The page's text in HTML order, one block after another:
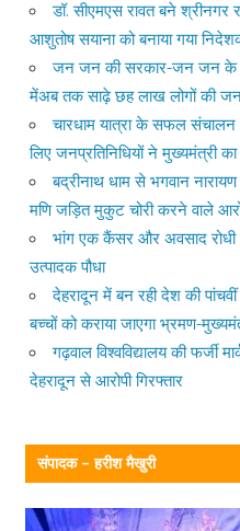
डॉ. सीएमएस रावत बने श्रीनगर
आशुतोष सयाना को बनाया गया
जन जन की सरकार-जन जन के
मेंअब तक साढ़े छह लाख लोगों की
चारधाम यात्रा के सफल संचालन
लिए जनप्रतिनिधियों ने मुख्यमंत्री
बद्रीनाथ धाम से भगवान
मणि जड़ित मुकुट चोरी करने वाले
भांग एक कैंसर और अवसाद रोधी
उत्पादक पौधा
देहरादून में बन रही देश की
बच्चों को कराया जाएगा भ्रमण-
गढ़वाल विश्वविद्यालय की फर्जी
देहरादून से आरोपी गिरफ्तार
संपादक – हरीश मैखुरी